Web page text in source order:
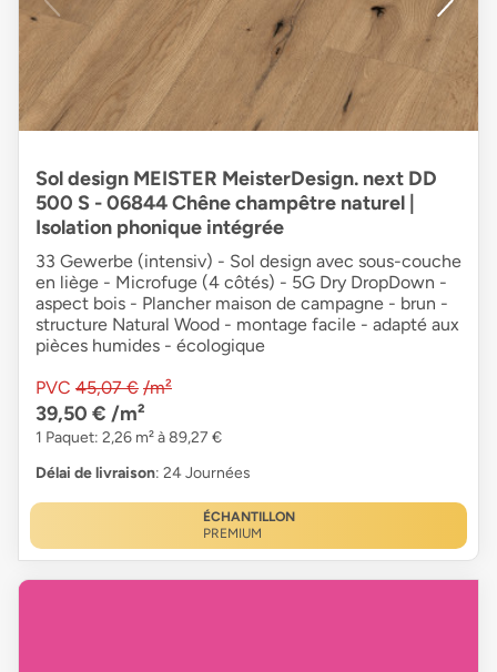
Sol design MEISTER MeisterDesign. next DD
500 S - 06844 Chêne champêtre naturel |
Isolation phonique intégrée
33 Gewerbe (intensiv) - Sol design avec sous-couche
en liège - Microfuge (4 côtés) - 5G Dry DropDown -
aspect bois - Plancher maison de campagne - brun -
structure Natural Wood - montage facile - adapté aux
pièces humides - écologique
PVC 45,07 € /m²
39,50 € /m²
1 Paquet: 2,26 m² à 89,27 €
Délai de livraison: 24 Journées
ÉCHANTILLON
PREMIUM